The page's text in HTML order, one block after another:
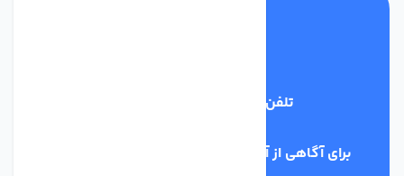
تلفن پشتیبانی
برای آگاهی از آخرین اخبار در خبرنامه ما عضو شوید